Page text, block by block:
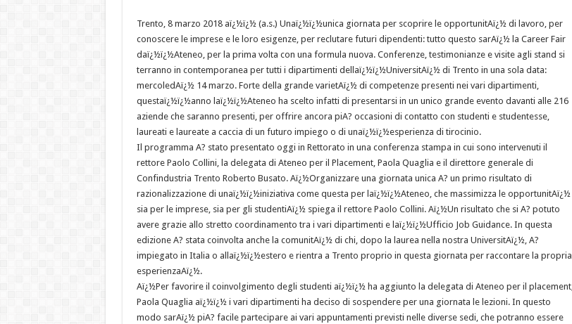
Trento, 8 marzo 2018 aï¿½ï¿½ (a.s.) Unaï¿½ï¿½unica giornata per scoprire le opportunitAï¿½ di lavoro, per
conoscere le imprese e le loro esigenze, per reclutare futuri dipendenti: tutto questo sarAï¿½ la Career Fair
daï¿½ï¿½Ateneo, per la prima volta con una formula nuova. Conferenze, testimonianze e visite agli stand si
terranno in contemporanea per tutti i dipartimenti dellaï¿½ï¿½UniversitAï¿½ di Trento in una sola data:
mercoledAï¿½ 14 marzo. Forte della grande varietAï¿½ di competenze presenti nei vari dipartimenti,
questaï¿½ï¿½anno laï¿½ï¿½Ateneo ha scelto infatti di presentarsi in un unico grande evento davanti alle 216
aziende che saranno presenti, per offrire ancora piA? occasioni di contatto con studenti e studentesse,
laureati e laureate a caccia di un futuro impiego o di unaï¿½ï¿½esperienza di tirocinio.
Il programma A? stato presentato oggi in Rettorato in una conferenza stampa in cui sono intervenuti il
rettore Paolo Collini, la delegata di Ateneo per il Placement, Paola Quaglia e il direttore generale di
Confindustria Trento Roberto Busato. Aï¿½Organizzare una giornata unica A? un primo risultato di
razionalizzazione di unaï¿½ï¿½iniziativa come questa per laï¿½ï¿½Ateneo, che massimizza le opportunitAï¿½
sia per le imprese, sia per gli studentiAï¿½ spiega il rettore Paolo Collini. Aï¿½Un risultato che si A? potuto
avere grazie allo stretto coordinamento tra i vari dipartimenti e laï¿½ï¿½Ufficio Job Guidance. In questa
edizione A? stata coinvolta anche la comunitAï¿½ di chi, dopo la laurea nella nostra UniversitAï¿½, A?
impiegato in Italia o allaï¿½ï¿½estero e rientra a Trento proprio in questa giornata per raccontare la propria
esperienzaAï¿½.
Aï¿½Per favorire il coinvolgimento degli studenti aï¿½ï¿½ ha aggiunto la delegata di Ateneo per il placement,
Paola Quaglia aï¿½ï¿½ i vari dipartimenti ha deciso di sospendere per una giornata le lezioni. In questo
modo sarAï¿½ piA? facile partecipare ai vari appuntamenti previsti nelle diverse sedi, che potranno essere